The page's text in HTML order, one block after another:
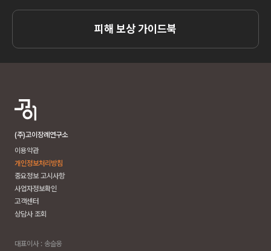
피해 보상 가이드북
(주)고이장례연구소
이용약관
개인정보처리방침
중요정보 고시사항
사업자정보확인
고객센터
상담사 조회
대표이사 : 송슬옹